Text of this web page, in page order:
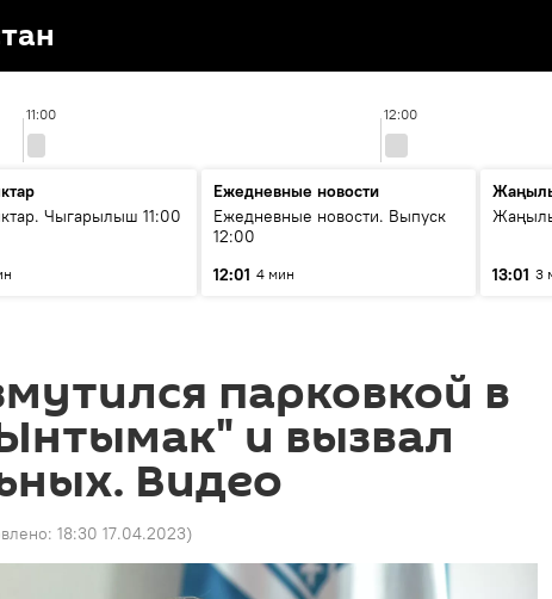
11:00 12:00
Чыгарылыш 11:00
Ежедневные новости
Ежедневные новости. Выпуск
12:00
12:01 4 мин 13:01 3
парковкой в
и вызвал
Видео
18:30 17.04.2023)